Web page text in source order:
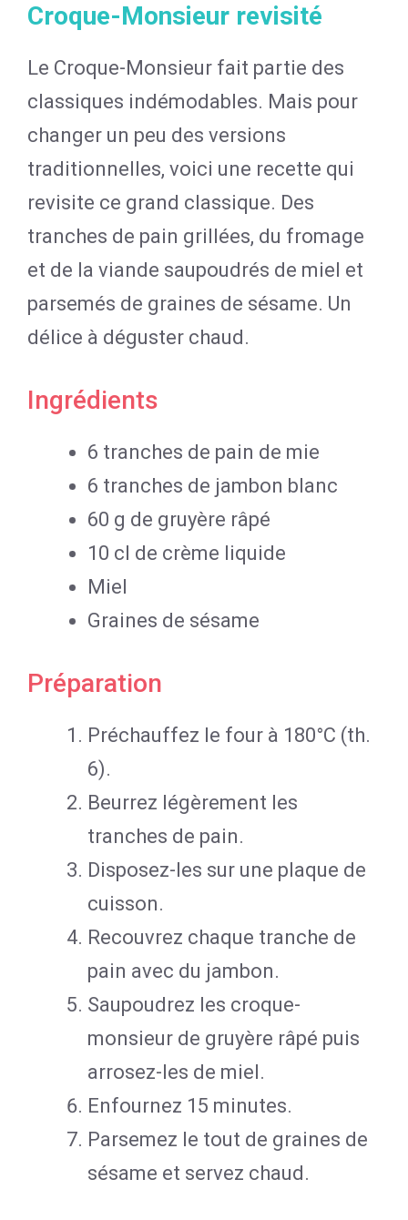
Croque-Monsieur revisité
Le Croque-Monsieur fait partie des
classiques indémodables. Mais pour
changer un peu des versions
traditionnelles, voici une recette qui
revisite ce grand classique. Des
tranches de pain grillées, du fromage
et de la viande saupoudrés de miel et
parsemés de graines de sésame. Un
délice à déguster chaud.
Ingrédients
6 tranches de pain de mie
6 tranches de jambon blanc
60 g de gruyère râpé
10 cl de crème liquide
Miel
Graines de sésame
Préparation
Préchauffez le four à 180°C (th.
6).
Beurrez légèrement les
tranches de pain.
Disposez-les sur une plaque de
cuisson.
Recouvrez chaque tranche de
pain avec du jambon.
Saupoudrez les croque-
monsieur de gruyère râpé puis
arrosez-les de miel.
Enfournez 15 minutes.
Parsemez le tout de graines de
sésame et servez chaud.